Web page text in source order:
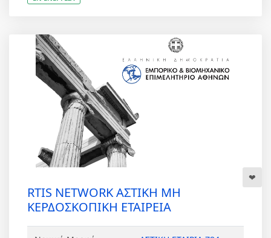
RTIS NETWORK ΑΣΤΙΚΗ ΜΗ
ΚΕΡΔΟΣΚΟΠΙΚΗ ΕΤΑΙΡΕΙΑ